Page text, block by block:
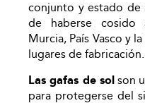
conjunto y estado de
de haberse cosido
Murcia, País Vasco y
lugares de fabricación.
Las gafas de solson
para protegerse del